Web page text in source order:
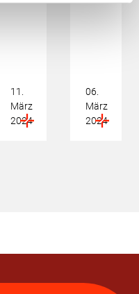
11.
März
2024
06.
März
2024